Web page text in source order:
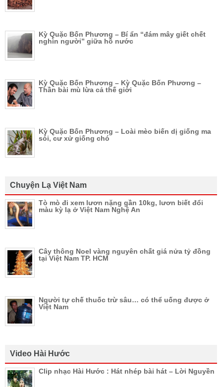
Kỳ Quặc Bốn Phương – Bí ẩn “đám mây giết chết
nghìn người” giữa hồ nước
Kỳ Quặc Bốn Phương – Kỳ Quặc Bốn Phương –
Thần bài mù lừa cả thế giới
Kỳ Quặc Bốn Phương – Loài mèo biến dị giống ma
sói, cư xử giống chó
Chuyện Lạ Việt Nam
Tò mò đi xem lươn nặng gần 10kg, lươn biết đổi
màu kỳ lạ ở Việt Nam Nghệ An
Cây thông Noel vàng nguyên chất giá nửa tỷ đồng
tại Việt Nam TP. HCM
Người tự chế thuốc trừ sâu… có thể uống được ở
Việt Nam
Video Hài Hước
Clip nhạc Hài Hước : Hát nhép bài hát – Lời Nguyền